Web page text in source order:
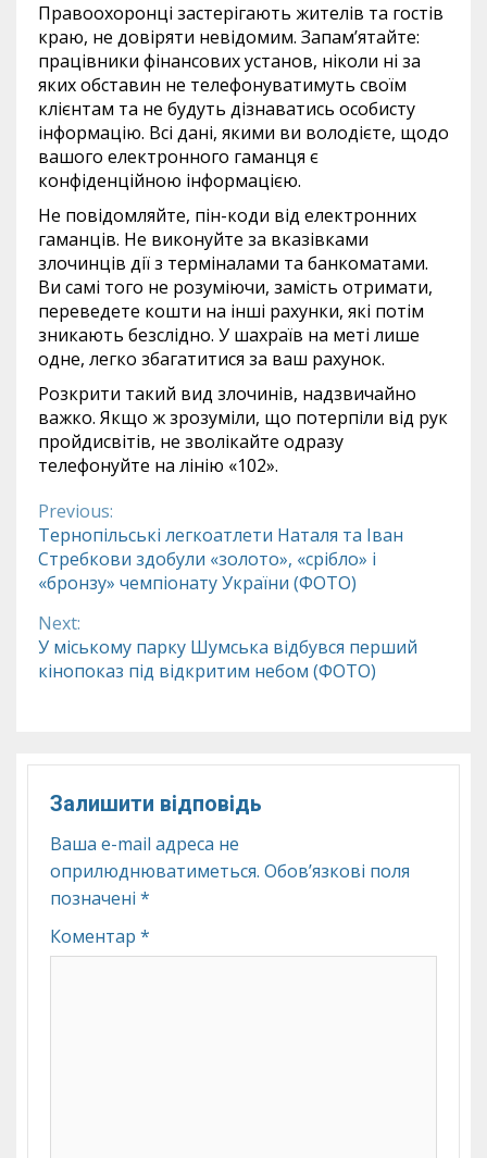
Правоохоронці застерігають жителів та гостів
краю, не довіряти невідомим. Запам’ятайте:
працівники фінансових установ, ніколи ні за
яких обставин не телефонуватимуть своїм
клієнтам та не будуть дізнаватись особисту
інформацію. Всі дані, якими ви володієте, щодо
вашого електронного гаманця є
конфіденційною інформацією.
Не повідомляйте, пін-коди від електронних
гаманців. Не виконуйте за вказівками
злочинців дії з терміналами та банкоматами.
Ви самі того не розуміючи, замість отримати,
переведете кошти на інші рахунки, які потім
зникають безслідно. У шахраїв на меті лише
одне, легко збагатитися за ваш рахунок.
Розкрити такий вид злочинів, надзвичайно
важко. Якщо ж зрозуміли, що потерпіли від рук
пройдисвітів, не зволікайте одразу
телефонуйте на лінію «102».
Continue
Reading
Previous:
Тернопільські легкоатлети Наталя та Іван
Стребкови здобули «золото», «срібло» і
«бронзу» чемпіонату України (ФОТО)
Next:
У міському парку Шумська відбувся перший
кінопоказ під відкритим небом (ФОТО)
Залишити відповідь
Ваша e-mail адреса не
оприлюднюватиметься. Обов’язкові поля
позначені *
Коментар *